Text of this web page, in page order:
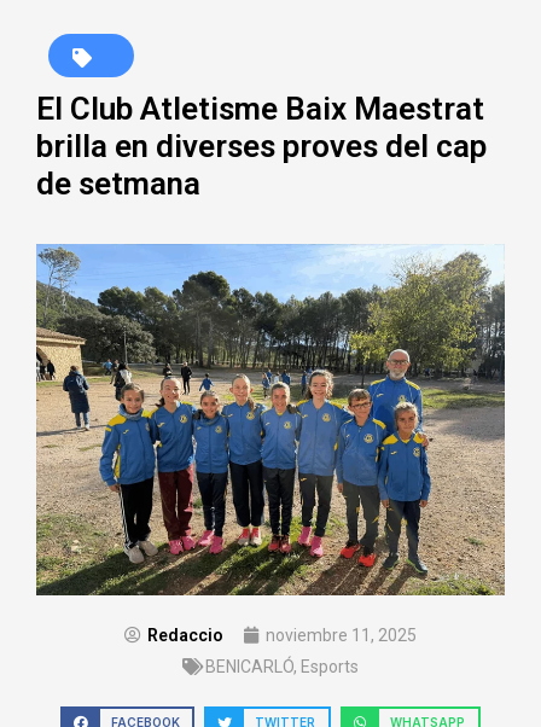
El Club Atletisme Baix Maestrat
brilla en diverses proves del cap
de setmana
Redaccio
noviembre 11, 2025
BENICARLÓ, Esports
FACEBOOK TWITTER WHATSAPP